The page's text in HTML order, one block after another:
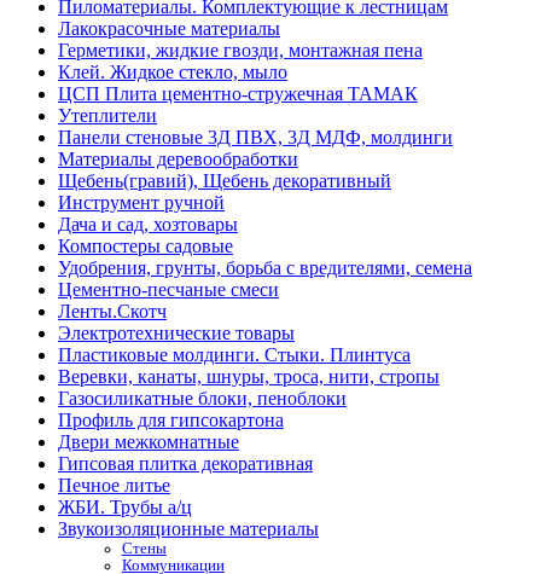
Пиломатериалы. Комплектующие к лестницам
Лакокрасочные материалы
Герметики, жидкие гвозди, монтажная пена
Клей. Жидкое стекло, мыло
ЦСП Плита цементно-стружечная ТАМАК
Утеплители
Панели стеновые 3Д ПВХ, 3Д МДФ, молдинги
Материалы деревообработки
Щебень(гравий), Щебень декоративный
Инструмент ручной
Дача и сад, хозтовары
Компостеры садовые
Удобрения, грунты, борьба с вредителями, семена
Цементно-песчаные смеси
Ленты.Скотч
Электротехнические товары
Пластиковые молдинги. Стыки. Плинтуса
Веревки, канаты, шнуры, троса, нити, стропы
Газосиликатные блоки, пеноблоки
Профиль для гипсокартона
Двери межкомнатные
Гипсовая плитка декоративная
Печное литье
ЖБИ. Трубы а/ц
Звукоизоляционные материалы
Стены
Коммуникации